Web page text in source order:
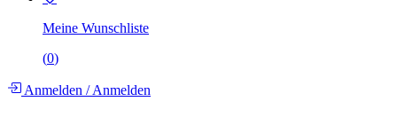
Meine Wunschliste
(0)
Anmelden /Anmelden